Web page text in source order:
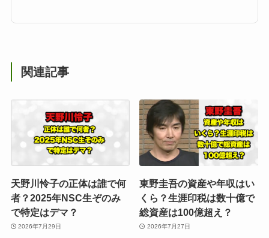
関連記事
天野川怜子の正体は誰で何
者？2025年NSC生ぞのみ
で特定はデマ？
2026年7月29日
東野圭吾の資産や年収はい
くら？生涯印税は数十億で
総資産は100億超え？
2026年7月27日